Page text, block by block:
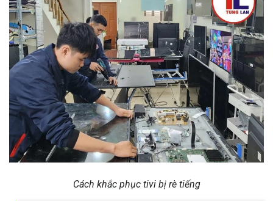
Cách khắc phục tivi bị rè tiếng